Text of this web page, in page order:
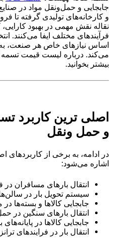
جابجایی و حمل‌ونقل مواد در
و کارخانه‌های تولیدی گرفته تا
نقاله نقش مهمی در بهبود
فرآیندهای مختلف ایفا می‌کنند.
اساس نیازهای خاص هر صنعت،
می‌کند. درباره لیست قیمت تسمه
بیشتر بخوانید.
اصلی ترین کاربرد
و حمل ونقل
در ادامه، به برخی از کاربردهای
اشاره می‌شود:
انتقال بارهای مسافران در
سیستم تحویل بار در
جابجایی کالاها و بسته‌ها در
انتقال بارهای سنگین در
جابجایی کالاها در پایانه‌های
انتقال بار در فرایندهای